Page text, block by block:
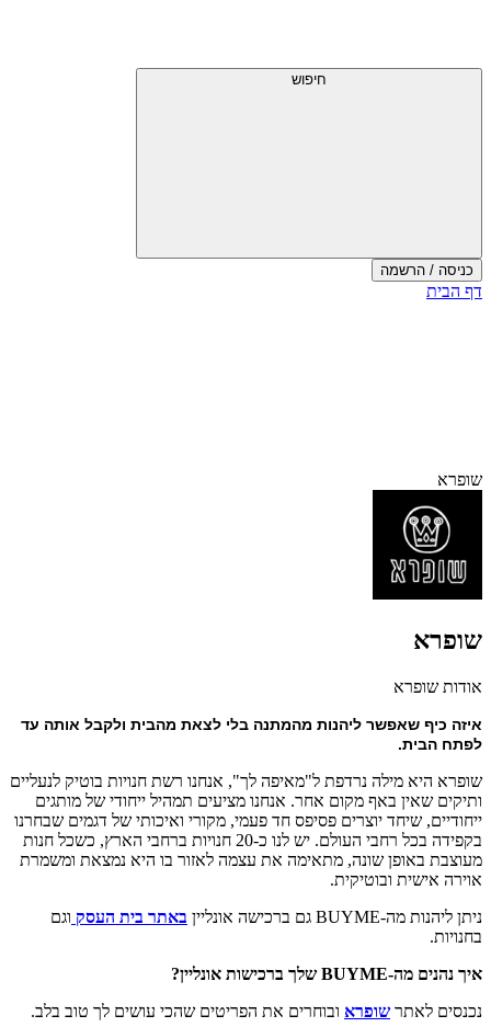
עליון
חיפוש
כניסה / הרשמה
סוף
דף הבית
שופרא
שופרא
אודות שופרא
לפתח הבית.
שופרא היא מילה נרדפת ל"מאיפה לך", אנחנו רשת חנויות בוטיק לנעליים
ותיקים שאין באף מקום אחר. אנחנו מציעים תמהיל ייחודי של מותגים
ייחודיים, שיחד יוצרים פסיפס חד פעמי, מקורי ואיכותי של דגמים שבחרנו
בקפידה בכל רחבי העולם. יש לנו כ-20 חנויות ברחבי הארץ, כשכל חנות
מעוצבת באופן שונה, מתאימה את עצמה לאזור בו היא נמצאת ומשמרת
אוירה אישית ובוטיקית.
ניתן ליהנות מה-BUYME גם ברכישה אונליין
באתר בית העסק וגם
בחנויות.
איך נהנים מה-BUYME שלך ברכישות אונליין?
נכנסים לאתר שופרא ובוחרים את הפריטים שהכי עושים לך טוב בלב.